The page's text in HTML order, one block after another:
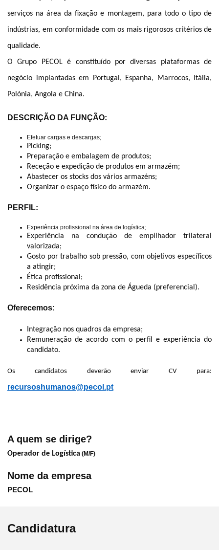
serviços na área da fixação e montagem, para todo o tipo de
indústrias, em conformidade com os mais rigorosos critérios de
qualidade.
O Grupo PECOL é constituído por diversas plataformas de
negócio implantadas em Portugal, Espanha, Marrocos, Itália,
Polónia, Angola e China.
DESCRIÇÃO DA FUNÇÃO:
Efetuar cargas e descargas;
Picking;
Preparação e embalagem de produtos;
Receção e expedição de produtos em armazém;
Abastecer os stocks dos vários armazéns;
Organizar o espaço físico do armazém.
PERFIL:
Experiência profissional na área de logística;
Experiência na condução de empilhador trilateral
valorizada;
Gosto por trabalho sob pressão, com objetivos específicos
a atingir;
Ética profissional;
Residência próxima da zona de Águeda (preferencial).
Oferecemos:
Integração nos quadros da empresa;
Remuneração de acordo com o perfil e experiência do
candidato.
Os candidatos deverão enviar CV para:
recursoshumanos@pecol.pt
A quem se dirige?
Operador de Logística (M/F)
Nome da empresa
PECOL
Candidatura